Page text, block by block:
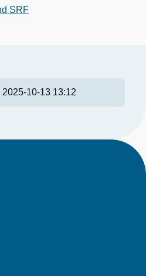
SRF
2025-10-13 13:12